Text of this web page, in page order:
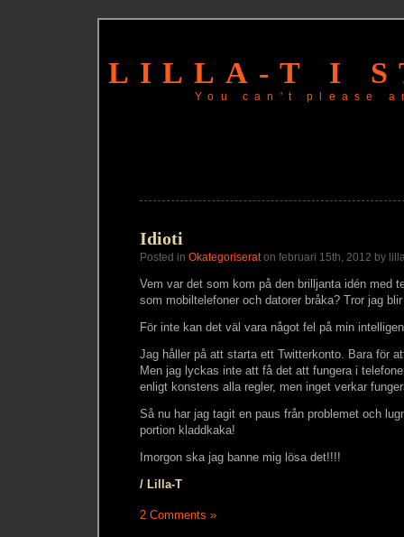
LILLA-T I
You can't please
Idioti
Posted in Okategoriseraton februari 15th, 2012 by
Vem var det som kom på den brilljanta idén med
som mobiltelefoner och datorer bråka? Tror jag
För inte kan det väl vara något fel på min
Jag håller på att starta ett Twitterkonto. Bara för
Men jag lyckas inte att få det att fungera i
enligt konstens alla regler, men inget verkar
Så nu har jag tagit en paus från problemet och
portion kladdkaka!
Imorgon ska jag banne mig lösa det!!!!
/ Lilla-T
2 Comments »